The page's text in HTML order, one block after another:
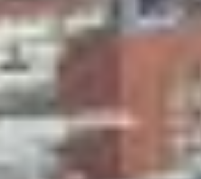
Skeittihalli
Varhaiskasvatus
Ateria- ja välipalamaksut